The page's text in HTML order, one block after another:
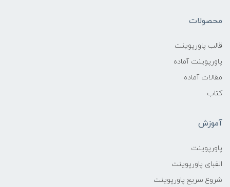
محصولات
قالب پاورپوینت
پاورپوینت آماده
مقالات آماده
کتاب
آموزش
پاورپوینت
الفبای پاورپوینت
شروع سریع پاورپوینت